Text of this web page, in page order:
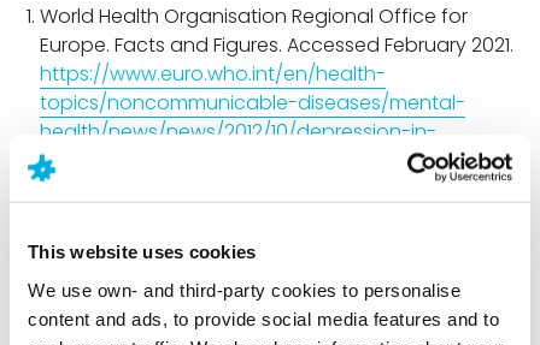
This website uses cookies
We use own- and third-party cookies to personalise
content and ads, to provide social media features and to
World Health Organisation Regional Office for
Europe. Facts and Figures. Accessed February 2021.
https://www.euro.who.int/en/health-
topics/noncommunicable-diseases/mental-
health/news/news/2012/10/depression-in-
europe/depression-in-europe-facts-and-figures
Europe. WHO launches campaign on suicide
https://www.euro.who.int/en/media-
centre/events/events/2019/09/who-launches-